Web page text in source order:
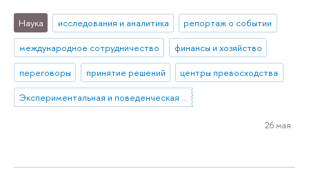
Наука исследования и аналитика
репортаж о событии
международное сотрудничество
финансы и хозяйство
переговоры
принятие решений
центры превосходства
Экспериментальная и поведенческая экономика
26 мая